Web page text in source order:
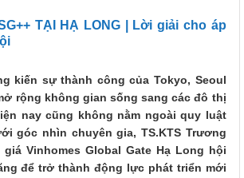
TẠI HẠ LONG | Lời giải cho áp
kiến sự thành công của Tokyo, Seoul
rộng không gian sống sang các đô thị
nay cũng không nằm ngoài quy luật
góc nhìn chuyên gia, TS.KTS Trương
giá Vinhomes Global Gate Hạ Long hội
để trở thành động lực phát triển mới